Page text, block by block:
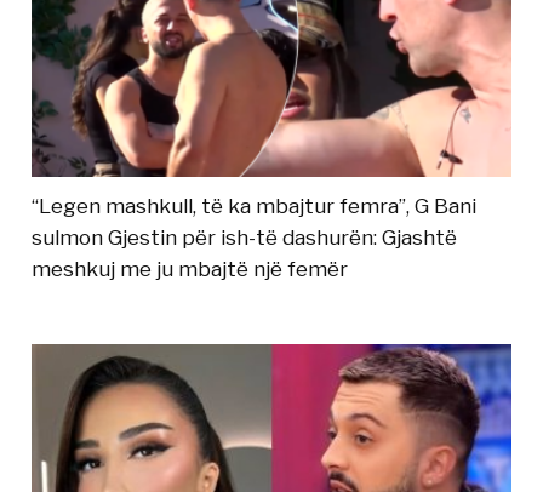
“Legen mashkull, të ka mbajtur femra”, G Bani
sulmon Gjestin për ish-të dashurën: Gjashtë
meshkuj me ju mbajtë një femër